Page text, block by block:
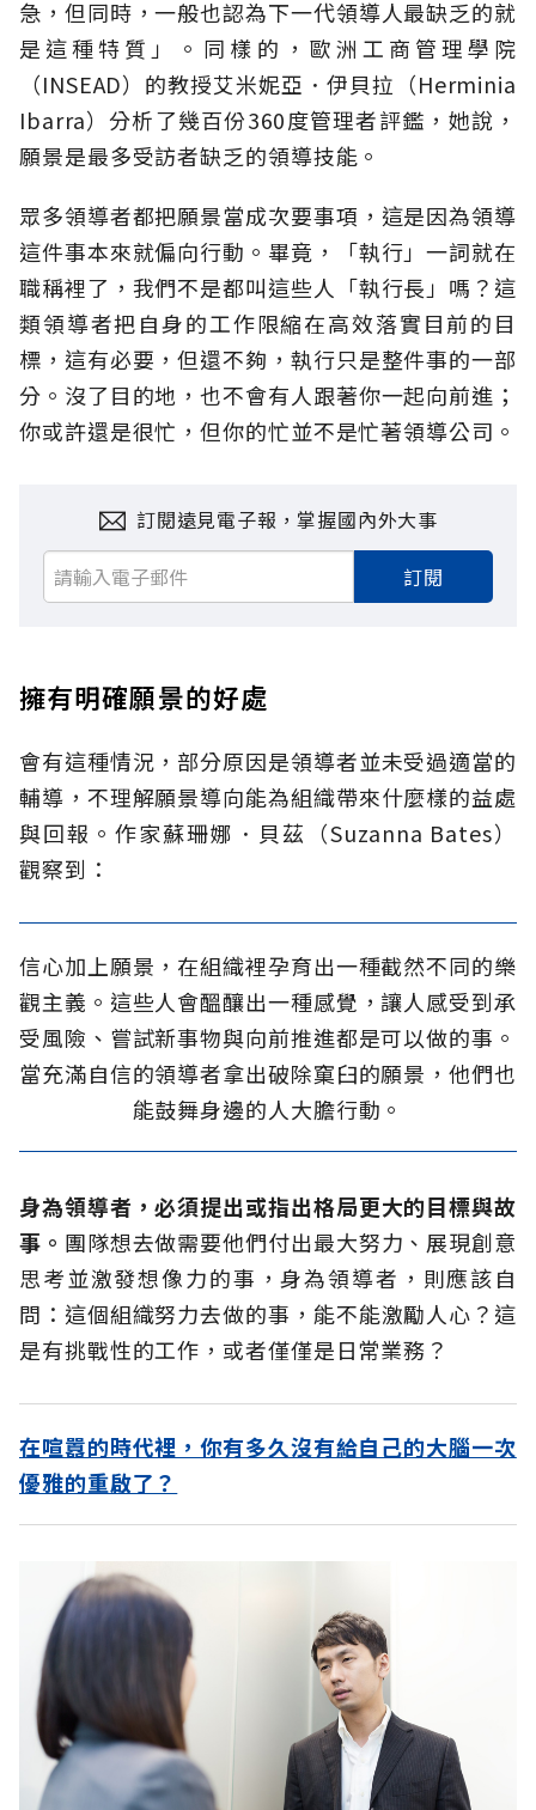
急，但同時，一般也認為下一代領導人最缺乏的就
是這種特質」。同樣的，歐洲工商管理學院
（INSEAD）的教授艾米妮亞．伊貝拉（Herminia
Ibarra）分析了幾百份360度管理者評鑑，她說，
願景是最多受訪者缺乏的領導技能。
眾多領導者都把願景當成次要事項，這是因為領導
這件事本來就偏向行動。畢竟，「執行」一詞就在
職稱裡了，我們不是都叫這些人「執行長」嗎？這
類領導者把自身的工作限縮在高效落實目前的目
標，這有必要，但還不夠，執行只是整件事的一部
分。沒了目的地，也不會有人跟著你一起向前進；
你或許還是很忙，但你的忙並不是忙著領導公司。
訂閱遠見電子報，掌握國內外大事
訂閱
擁有明確願景的好處
會有這種情況，部分原因是領導者並未受過適當的
輔導，不理解願景導向能為組織帶來什麼樣的益處
與回報。作家蘇珊娜．貝茲（Suzanna Bates）
觀察到：
信心加上願景，在組織裡孕育出一種截然不同的樂
觀主義。這些人會醞釀出一種感覺，讓人感受到承
受風險、嘗試新事物與向前推進都是可以做的事。
當充滿自信的領導者拿出破除窠臼的願景，他們也
能鼓舞身邊的人大膽行動。
身為領導者，必須提出或指出格局更大的目標與故
事。 團隊想去做需要他們付出最大努力、展現創意
思考並激發想像力的事，身為領導者，則應該自
問：這個組織努力去做的事，能不能激勵人心？這
是有挑戰性的工作，或者僅僅是日常業務？
在喧囂的時代裡，你有多久沒有給自己的大腦一次
優雅的重啟了？